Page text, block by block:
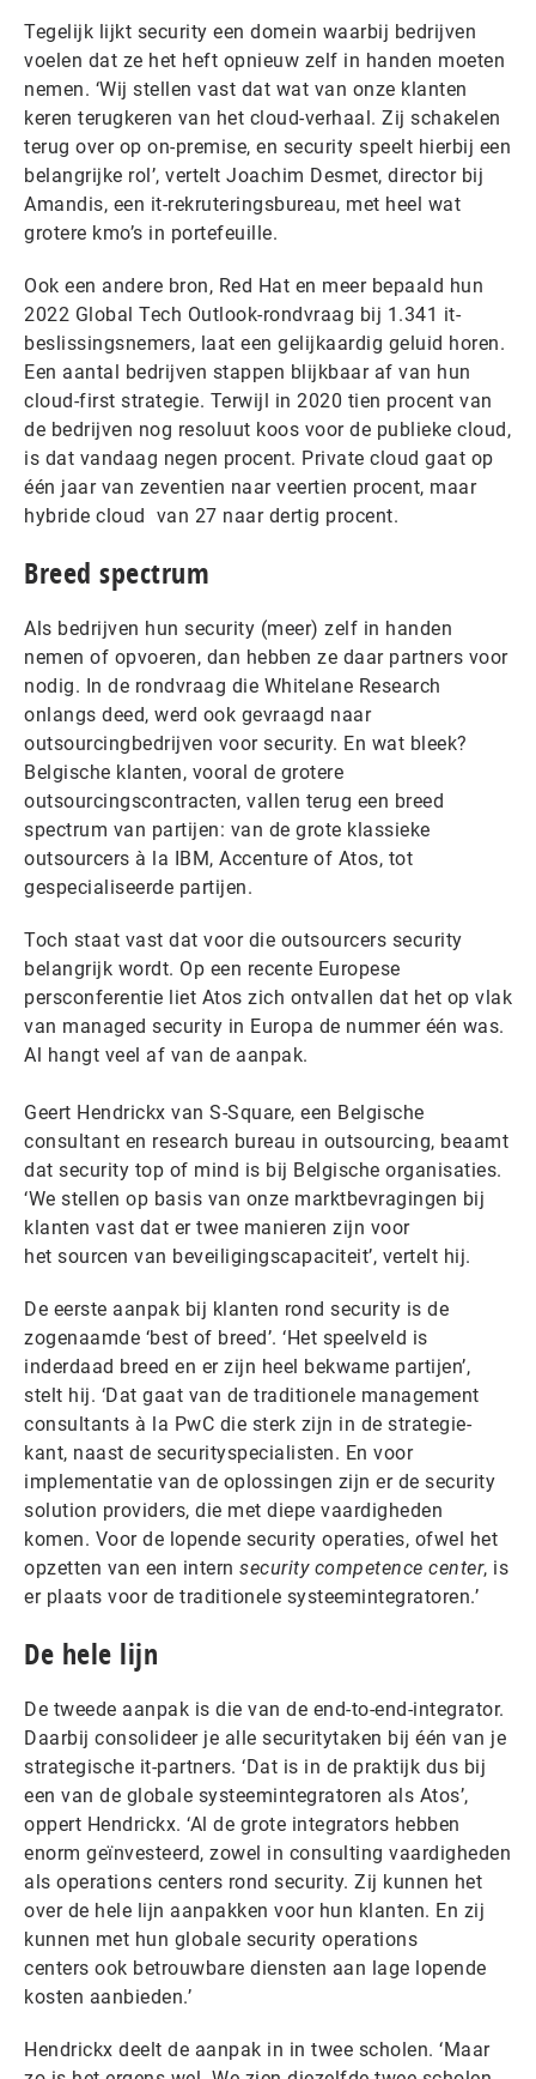
Tegelijk lijkt security een domein waarbij bedrijven
voelen dat ze het heft opnieuw zelf in handen moeten
nemen. ‘Wij stellen vast dat wat van onze klanten
keren terugkeren van het cloud-verhaal. Zij schakelen
terug over op on-premise, en security speelt hierbij een
belangrijke rol’, vertelt Joachim Desmet, director bij
Amandis, een it-rekruteringsbureau, met heel wat
grotere kmo’s in portefeuille.
Ook een andere bron, Red Hat en meer bepaald hun
2022 Global Tech Outlook-rondvraag bij 1.341 it-
beslissingsnemers, laat een gelijkaardig geluid horen.
Een aantal bedrijven stappen blijkbaar af van hun
cloud-first strategie. Terwijl in 2020 tien procent van
de bedrijven nog resoluut koos voor de publieke cloud,
is dat vandaag negen procent. Private cloud gaat op
één jaar van zeventien naar veertien procent, maar
hybride cloud van 27 naar dertig procent.
Breed spectrum
Als bedrijven hun security (meer) zelf in handen
nemen of opvoeren, dan hebben ze daar partners voor
nodig. In de rondvraag die Whitelane Research
onlangs deed, werd ook gevraagd naar
outsourcingbedrijven voor security. En wat bleek?
Belgische klanten, vooral de grotere
outsourcingscontracten, vallen terug een breed
spectrum van partijen: van de grote klassieke
outsourcers à la IBM, Accenture of Atos, tot
gespecialiseerde partijen.
Toch staat vast dat voor die outsourcers security
belangrijk wordt. Op een recente Europese
persconferentie liet Atos zich ontvallen dat het op vlak
van managed security in Europa de nummer één was.
Al hangt veel af van de aanpak.
Geert Hendrickx van S-Square, een Belgische
consultant en research bureau in outsourcing, beaamt
dat security top of mind is bij Belgische organisaties.
‘We stellen op basis van onze marktbevragingen bij
klanten vast dat er twee manieren zijn voor
het sourcen van beveiligingscapaciteit’, vertelt hij.
De eerste aanpak bij klanten rond security is de
zogenaamde ‘best of breed’. ‘Het speelveld is
inderdaad breed en er zijn heel bekwame partijen’,
stelt hij. ‘Dat gaat van de traditionele management
consultants à la PwC die sterk zijn in de strategie-
kant, naast de securityspecialisten. En voor
implementatie van de oplossingen zijn er de security
solution providers, die met diepe vaardigheden
komen. Voor de lopende security operaties, ofwel het
opzetten van een intern security competence center, is
er plaats voor de traditionele systeemintegratoren.’
De hele lijn
De tweede aanpak is die van de end-to-end-integrator.
Daarbij consolideer je alle securitytaken bij één van je
strategische it-partners. ‘Dat is in de praktijk dus bij
een van de globale systeemintegratoren als Atos’,
oppert Hendrickx. ‘Al de grote integrators hebben
enorm geïnvesteerd, zowel in consulting vaardigheden
als operations centers rond security. Zij kunnen het
over de hele lijn aanpakken voor hun klanten. En zij
kunnen met hun globale security operations
centers ook betrouwbare diensten aan lage lopende
kosten aanbieden.’
Hendrickx deelt de aanpak in in twee scholen. ‘Maar